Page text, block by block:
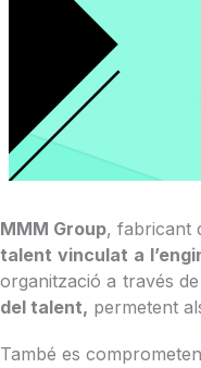
MMM Group, fabricant
talent vinculat a
organització a través
del talent, permetent
També es